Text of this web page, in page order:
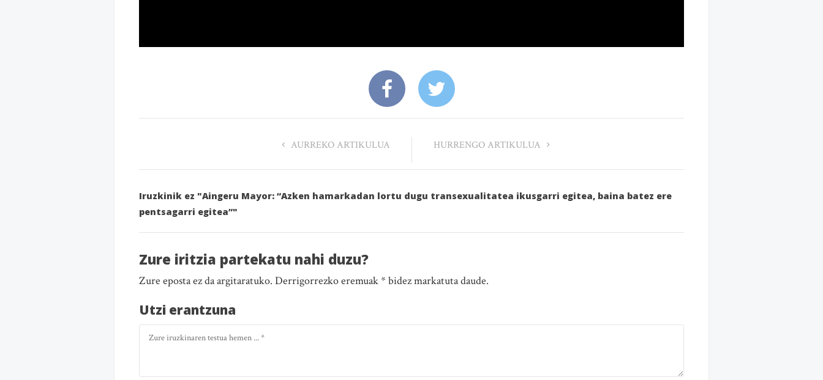
AURREKO ARTIKULUA HURRENGO ARTIKULUA
Iruzkinik ez "Aingeru Mayor: “Azken hamarkadan lortu dugu transexualitatea ikusgarri egitea, baina batez ere
pentsagarri egitea”"
Zure iritzia partekatu nahi duzu?
Zure eposta ez da argitaratuko. Derrigorrezko eremuak * bidez markatuta daude.
Utzi erantzuna